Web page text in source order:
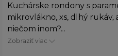
Kuchárske rondony s
mikrovlákno, xs, dlhý rukáv,
niečom inom?...
Zobraziť viac